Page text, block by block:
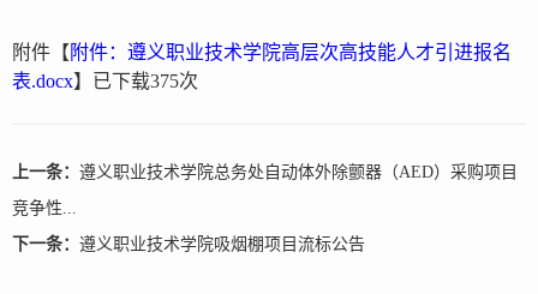
附件【 附件：遵义职业技术学院高层次高技能人才引进报名
表.docx】已下载375次
上一条： 遵义职业技术学院总务处自动体外除颤器（AED）采购项目
竞争性...
下一条： 遵义职业技术学院吸烟棚项目流标公告